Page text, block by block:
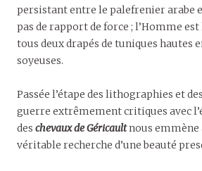
persistant entre le palefrenier arabe
pas de rapport de force ; l’Homme est
tous deux drapés de tuniques hautes
soyeuses.
Passée l’étape des lithographies et
guerre extrêmement critiques avec
des chevaux de Géricaultnous emmène
véritable recherche d’une beauté